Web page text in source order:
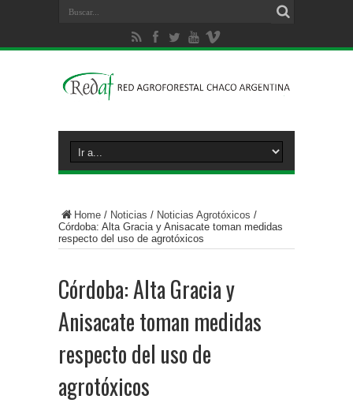
Home / Noticias / Noticias Agrotóxicos /
Córdoba: Alta Gracia y Anisacate toman medidas
respecto del uso de agrotóxicos
Córdoba: Alta Gracia y
Anisacate toman medidas
respecto del uso de
agrotóxicos